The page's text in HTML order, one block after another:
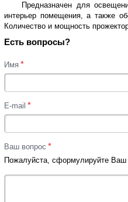
Предназначен для
интерьер помещения, а также
Количество и мощность
Есть вопросы?
Имя *
E-mail *
Ваш вопрос *
Пожалуйста, сформулируйте Ваш